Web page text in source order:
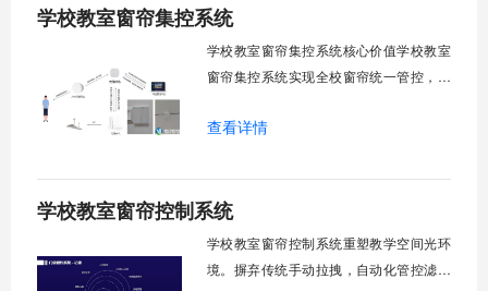
行，为学校提供精细化风扇管理方案。
一、温度感知模块1.1 多点温度采集教
学校教室窗帘集控系统
学校教室窗帘集控系统核心价值学校教室
窗帘集控系统实现全校窗帘统一管控，提
能化改造后，一键完成全校窗帘开合，节
生视力健康，营造舒适教学环境。节能减
排效果显著，延长窗帘使用寿命，降低学
校运营维护成本。一、集中控制功能1. 全
查看详情
学校教室窗帘控制系统
学校教室窗帘控制系统重塑教学空间光环
境。摒弃传统手动拉拽，自动化管控滤除